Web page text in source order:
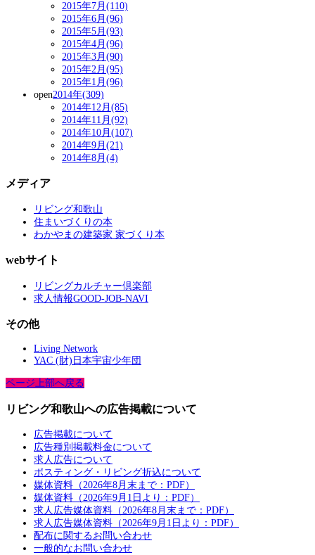
2015年7月(110)
2015年6月(96)
2015年5月(93)
2015年4月(96)
2015年3月(90)
2015年2月(95)
2015年1月(96)
open2014年(309)
2014年12月(85)
2014年11月(92)
2014年10月(107)
2014年9月(21)
2014年8月(4)
メディア
リビング和歌山
住まいづくりの本
わかやまの建築家 家づくり本
webサイト
リビングカルチャー倶楽部
求人情報GOOD-JOB-NAVI
その他
Living Network
YAC (財)日本宇宙少年団
ページ上部へ戻る
リビング和歌山への広告掲載について
広告掲載について
広告種別掲載料金について
求人広告について
ポスティング・リビング折込について
媒体資料（2026年8月末まで：PDF）
媒体資料（2026年9月1日より：PDF）
求人広告媒体資料（2026年8月末まで：PDF）
求人広告媒体資料（2026年9月1日より：PDF）
配布に関するお問い合わせ
一般的なお問い合わせ